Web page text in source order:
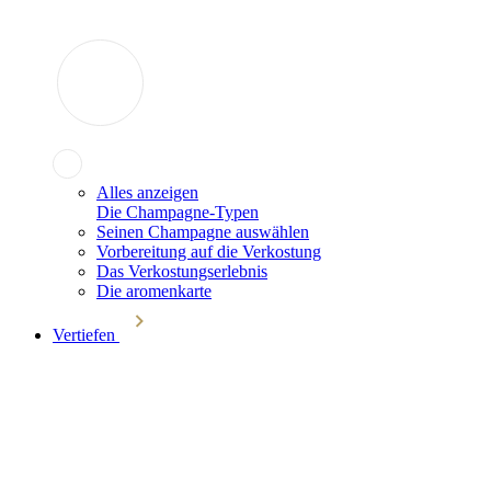
Alles anzeigen
Die Champagne-Typen
Seinen Champagne auswählen
Vorbereitung auf die Verkostung
Das Verkostungserlebnis
Die aromenkarte
Vertiefen